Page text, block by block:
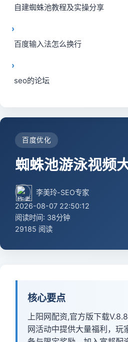
自建蜘蛛池教程及实操分享
百度输入法怎么换行
seo的论坛
百度优化
蜘蛛池游泳视频
李美玲-SEO专家
2026-08-07 22:50:12
阅读时间: 38分钟
29185 阅读
核心要点
上阳网配资,官方版下载
网活动中提供大量福利，玩